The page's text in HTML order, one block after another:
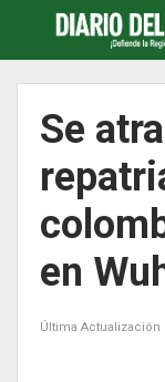
Se
en
Última Actualización